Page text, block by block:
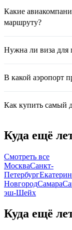
Какие
маршруту?
Нужна ли виза для
В какой аэропорт
Как купить самый
Куда ещё
Смотреть все
МоскваСанкт-
Петербург
НовгородСамара
эш-Шейх
Куда ещё